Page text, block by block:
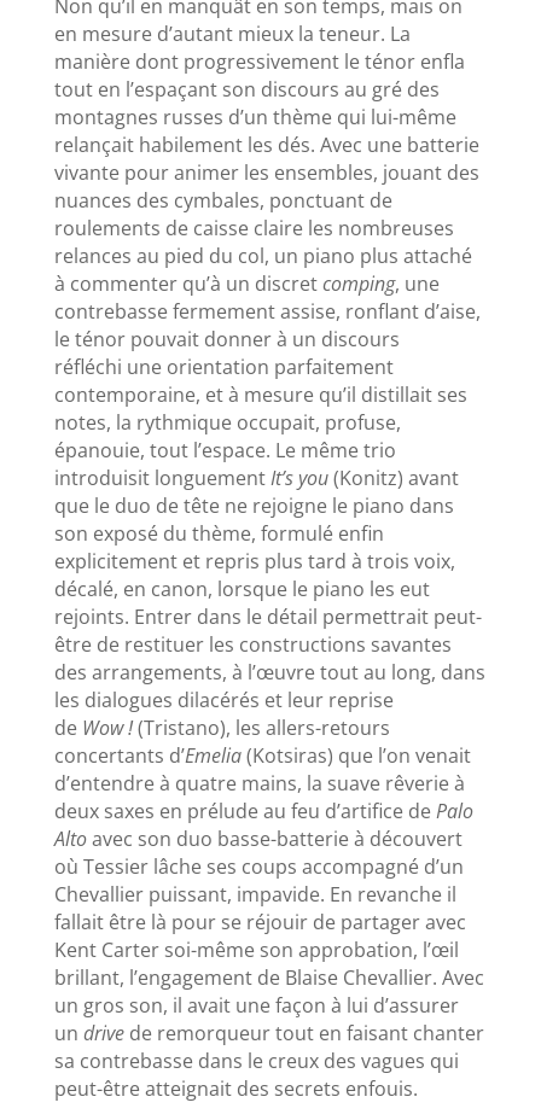
Non qu’il en manquât en son temps, mais on
en mesure d’autant mieux la teneur. La
manière dont progressivement le ténor enfla
tout en l’espaçant son discours au gré des
montagnes russes d’un thème qui lui-même
relançait habilement les dés. Avec une batterie
vivante pour animer les ensembles, jouant des
nuances des cymbales, ponctuant de
roulements de caisse claire les nombreuses
relances au pied du col, un piano plus attaché
à commenter qu’à un discretcomping, une
contrebasse fermement assise, ronflant d’aise,
le ténor pouvait donner à un discours
réfléchi une orientation parfaitement
contemporaine, et à mesure qu’il distillait ses
notes, la rythmique occupait, profuse,
épanouie, tout l’espace. Le même trio
introduisit longuementIt’s you(Konitz) avant
que le duo de tête ne rejoigne le piano dans
son exposé du thème, formulé enfin
explicitement et repris plus tard à trois voix,
décalé, en canon, lorsque le piano les eut
rejoints. Entrer dans le détail permettrait peut-
être de restituer les constructions savantes
des arrangements, à l’œuvre tout au long, dans
les dialogues dilacérés et leur reprise
de Wow !(Tristano), les allers-retours
concertants d’Emelia(Kotsiras) que l’on venait
d’entendre à quatre mains, la suave rêverie à
deux saxes en prélude au feu d’artifice dePalo
Altoavec son duo basse-batterie à découvert
où Tessier lâche ses coups accompagné d’un
Chevallier puissant, impavide. En revanche il
fallait être là pour se réjouir de partager avec
Kent Carter soi-même son approbation, l’œil
brillant, l’engagement de Blaise Chevallier. Avec
un gros son, il avait une façon à lui d’assurer
un drive de remorqueurtout en faisant chanter
sa contrebasse dans le creux des vagues qui
peut-être atteignait des secrets enfouis.